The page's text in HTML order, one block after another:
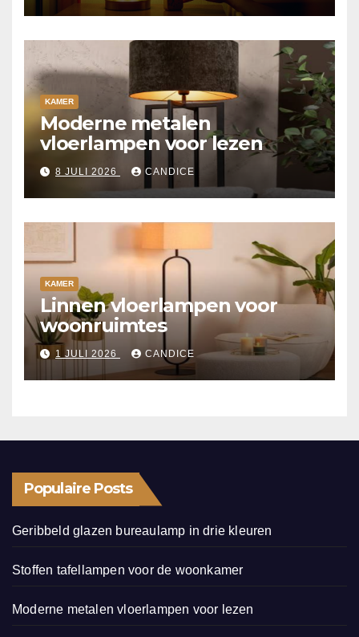
KAMER
Moderne metalen
vloerlampen voor lezen
8 JULI 2026 CANDICE
KAMER
Linnen vloerlampen voor
woonruimtes
1 JULI 2026 CANDICE
Populaire Posts
Geribbeld glazen bureaulamp in drie kleuren
Stoffen tafellampen voor de woonkamer
Moderne metalen vloerlampen voor lezen